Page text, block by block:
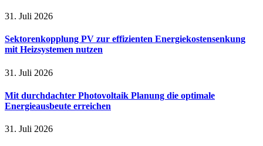
31. Juli 2026
Sektorenkopplung PV zur effizienten Energiekostensenkung
mit Heizsystemen nutzen
31. Juli 2026
Mit durchdachter Photovoltaik Planung die optimale
Energieausbeute erreichen
31. Juli 2026